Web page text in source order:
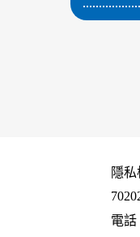
隱
電話